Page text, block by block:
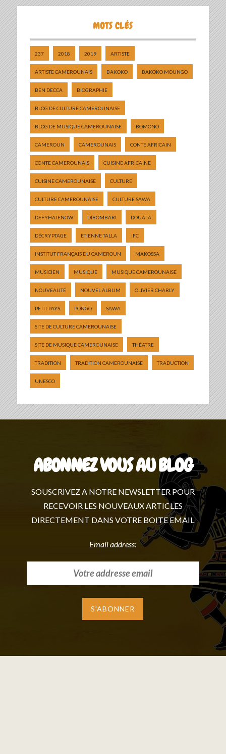
MOTS CLÉS
237 2018 2019 ARTISTE
ARTISTE CAMEROUNAIS BAKOKO BAKOKO MOUNGO
BEN DECCA BIOGRAPHIE
BLOG DE CULTURE CAMEROUNAISE
BLOG DE MUSIQUE CAMEROUNAISE BOMONO
CAMEROUN CAMEROUNAIS CONTE AFRICAIN
CONTE CAMEROUNAIS CUISINE AFRICAINE
CUISINE CAMEROUNAISE CULTURE
CULTURE CAMEROUNAISE CULTURE SAWA
DEFYHATENOW DIBOMBARI DOUALA
DÉCRYPTAGE ETIENNE TALLA IFC
INSTITUT FRANÇAIS DU CAMEROUN MAKOSSA
MUSICIEN MUSIQUE MUSIQUE CAMEROUNAISE
NOUVEAUTÉ NOUVEL ALBUM OLIVIER CHARLY
PETIT PAYS PONGO SAWA
SITE DE CULTURE CAMEROUNAISE
SITE DE MUSIQUE CAMEROUNAISE THÉATRE
TRADITION TRADITION CAMEROUNAISE TRADUCTION
UNESCO
ABONNEZ VOUS AU BLOG
SOUSCRIVEZ A NOTRE NEWSLETTER POUR
RECEVOIR LES NOUVEAUX ARTICLES
DIRECTEMENT DANS VOTRE BOITE EMAIL
Email address: